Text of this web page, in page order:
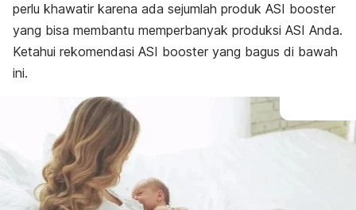
perlu khawatir karena ada sejumlah produk ASI booster
yang bisa membantu memperbanyak produksi ASI Anda.
Ketahui rekomendasi ASI booster yang bagus di bawah
ini.